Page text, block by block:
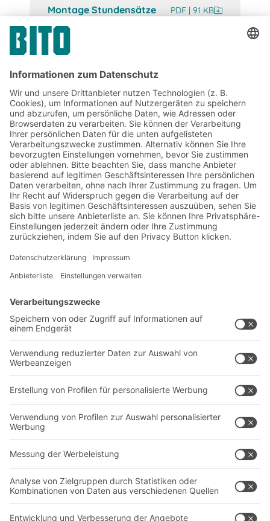
Montage Stundensätze PDF | 91 KB
BITO Produktsicherheitsdatenblatt
PDF | 131 KB
Jetzt beim BITO Newsletter
anmelden:
Lager- & Logistiknews
Exklusive Rabatte
Neuheiten
Lösungen
Behältersysteme
Regalsysteme
Transportsysteme
Beratung & Service
Unternehmen
Standorte weltweit
Produktionsstandorte
Follow us